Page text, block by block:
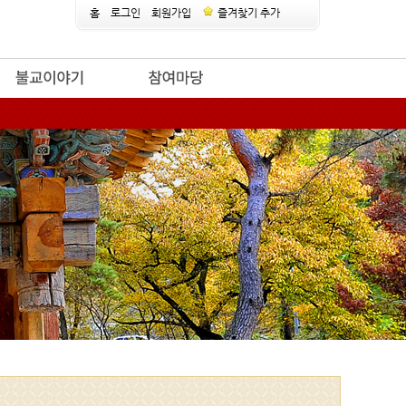
홈 로그인 회원가입 즐겨찾기 추가